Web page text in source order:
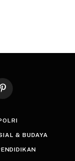
Pinterest
& BUDAYA